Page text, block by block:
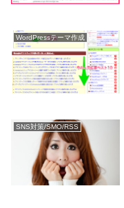
WordPressテーマ作成
SNS対策/SMO/RSS